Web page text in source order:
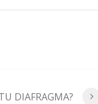
DIAFRAGMA?